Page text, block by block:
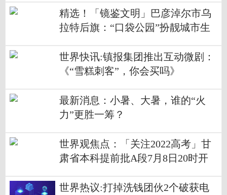
精选！「镜鉴文明」巴彦淖尔市乌
拉特后旗：“口袋公园”扮靓城市生
世界快讯:镇报集团推出互动微剧：
《“雪糕刺客”，你会买吗》
最新消息：小暑、大暑，谁的“火
力”更胜一筹？
世界观焦点：「关注2022高考」甘
肃省本科提前批A段7月8日20时开
世界热议:打掉洗钱团伙2个破获电